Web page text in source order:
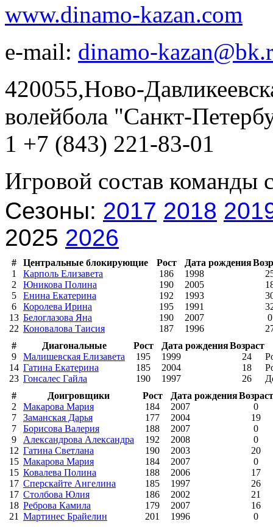
www.dinamo-kazan.com
e-mail: dinamo-
420055,Ново-
волейбола "Санкт-
1 +7 (843) 221-83-01
Игровой состав команды
Сезоны: 2017 2018
2025 2026
# Центральные блокирующие Рост Дата рождения
1
Карполь Елизавета 186 1998
2
Юникова Полина 190 2005
5
Енина Екатерина 192 1993
6
Королева Ирина 195 1991
13 Белоглазова Яна 190 2007
0
22 Коновалова Таисия 187 1996
#
Диагональные Рост Дата рожденияВозраст
9
Малишевская Елизавета 195 1999 24
14 Гатина Екатерина 185 2004 18
23 Гонсалес Гайла 190 1997 26
#
Доигровщики Рост Дата рожденияВозраст
2
Макарова Мария 184 2007
0
7
Заманская Дарья 177 2004
19
7
Борисова Валерия 188 2007
0
9
Александрова Александра 192 2008
0
12 Гатина Светлана 190 2003
20
15 Макарова Мария 184 2007
0
15 Ковалева Полина 188 2006
17
17 Сперскайте Ангелина 185 1997
26
17 Столбова Юлия 186 2002
21
18 Реброва Камила 179 2007
16
21 Мартинес Брайелин 201 1996
0